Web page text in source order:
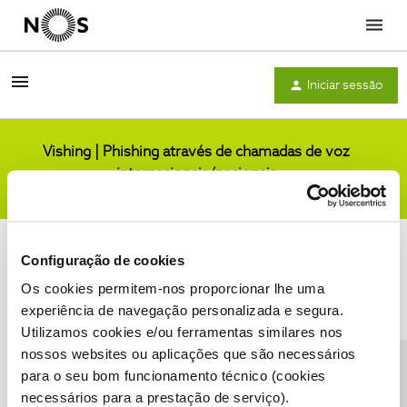
Configuração de cookies
Os cookies permitem-nos proporcionar lhe uma
experiência de navegação personalizada e segura.
Utilizamos cookies e/ou ferramentas similares nos
nossos websites ou aplicações que são necessários
para o seu bom funcionamento técnico (cookies
necessários para a prestação de serviço).
Menu
Iniciar sessão
Vishing | Phishing através de chamadas de voz
internacionais/nacionais
Condições do Fórum NOS Accessibility statement